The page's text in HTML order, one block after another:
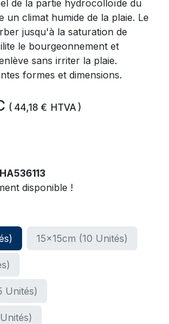
de la partie hydrocolloïde du
un climat humide de la plaie. Le
jusqu'à la saturation de
le bourgeonnement et
sans irriter la plaie.
formes et dimensions.
( 44,18 € HTVA )
HA536113
disponible !
15x15cm (10 Unités)
Unités)